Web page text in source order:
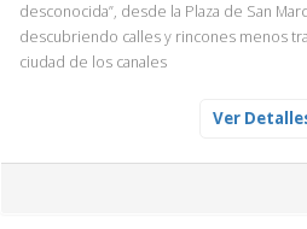
desconocida”, desde la Plaza de San
descubriendo calles y rincones menos
ciudad de los canales
PASEO EN GONDOLAS EN VENECIA
deseos de todo viajero que visita la
Ver